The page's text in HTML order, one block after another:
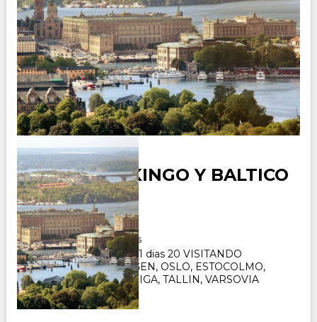
IMPERIO VIKINGO Y BALTICO
Duración:
21Días20Noches
Paquete Turistico de 21 dias 20 VISITANDO
COPENHAGUE, BERGEN, OSLO, ESTOCOLMO,
HELSINKI, VILNIUS, RIGA, TALLIN, VARSOVIA
CONSULTAR